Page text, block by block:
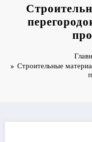
Строительные